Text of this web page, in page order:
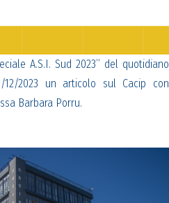
A.S.I. Sud 2023” del quotidiano
12/2023 un articolo sul Cacip con
Barbara Porru.